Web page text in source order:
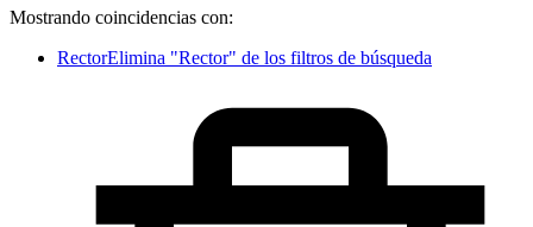
Mostrando coincidencias con:
RectorElimina "Rector" de los filtros de búsqueda